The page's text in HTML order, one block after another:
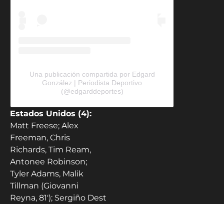
Una publicación compartida por Edgard
González | Periodista Deportivo
(@edgarddeportes)
Estados Unidos (4):
Matt Freese; Alex
Freeman, Chris
Richards, Tim Ream,
Antonee Robinson;
Tyler Adams, Malik
Tillman (Giovanni
Reyna, 81′); Sergiño Dest